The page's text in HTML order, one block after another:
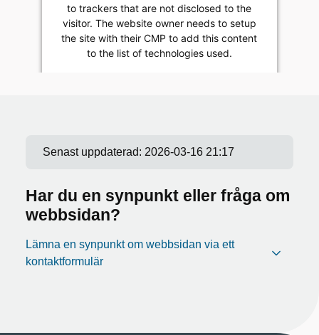
to trackers that are not disclosed to the
visitor. The website owner needs to setup
the site with their CMP to add this content
to the list of technologies used.
Senast uppdaterad: 2026-03-16 21:17
Har du en synpunkt eller fråga om
webbsidan?
Lämna en synpunkt om webbsidan via ett
kontaktformulär